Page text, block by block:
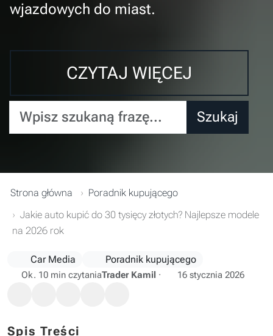
wjazdowych do miast.
CZYTAJ WIĘCEJ
Wpisz szukaną frazę... Szukaj
Strona główna
Poradnik kupującego
Jakie auto kupić do 30 tysięcy złotych? Najlepsze modele
na 2026 rok
Car Media Poradnik kupującego
Ok. 10 min czytaniaTrader Kamil · 16 stycznia 2026
Spis Treści